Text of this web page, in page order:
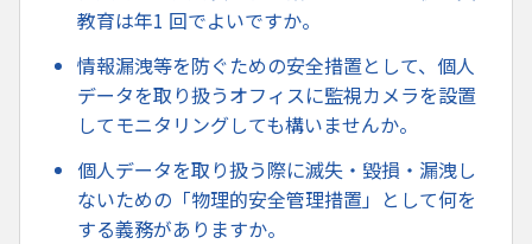
教育は年1 回でよいですか。
情報漏洩等を防ぐための安全措置として、個人
データを取り扱うオフィスに監視カメラを設置
してモニタリングしても構いませんか。
個人データを取り扱う際に滅失・毀損・漏洩し
ないための「物理的安全管理措置」として何を
する義務がありますか。